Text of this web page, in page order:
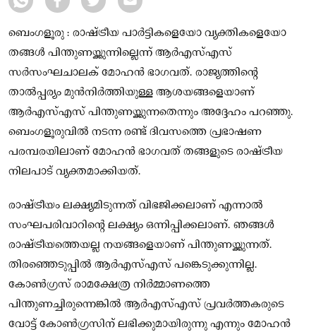
ബെംഗളൂരു : രാഷ്ട്രീയ പാർട്ടികളെയോ വ്യക്തികളെയോ
തങ്ങൾ പിന്തുണയ്ക്കുന്നില്ലെന്ന് ആർഎസ്എസ്
സർസംഘചാലക് മോഹൻ ഭാഗവത്. രാജ്യത്തിന്റെ
താൽപ്പര്യം മുൻനിർത്തിയുള്ള ആശയങ്ങളെയാണ്
ആർഎസ്എസ് പിന്തുണയ്ക്കുന്നതെന്നും അദ്ദേഹം പറഞ്ഞു.
ബെംഗളൂരുവിൽ നടന്ന രണ്ട് ദിവസത്തെ പ്രഭാഷണ
പരമ്പരയിലാണ് മോഹൻ ഭാഗവത് തങ്ങളുടെ രാഷ്ട്രീയ
നിലപാട് വ്യക്തമാക്കിയത്.
രാഷ്ട്രീയം ലക്ഷ്യമിടുന്നത് വിഭജിക്കലാണ് എന്നാൽ
സംഘപരിവാറിന്റെ ലക്ഷ്യം ഒന്നിപ്പിക്കലാണ്. ഞങ്ങൾ
രാഷ്ട്രീയത്തെയല്ല നയങ്ങളെയാണ് പിന്തുണയ്ക്കുന്നത്.
തിരഞ്ഞെടുപ്പിൽ ആർഎസ്എസ് പങ്കെടുക്കുന്നില്ല.
കോൺഗ്രസ് രാമക്ഷേത്ര നിർമ്മാണത്തെ
പിന്തുണച്ചിരുന്നെങ്കിൽ ആർഎസ്എസ് പ്രവർത്തകരുടെ
വോട്ട് കോൺഗ്രസിന് ലഭിക്കുമായിരുന്നു എന്നും മോഹൻ